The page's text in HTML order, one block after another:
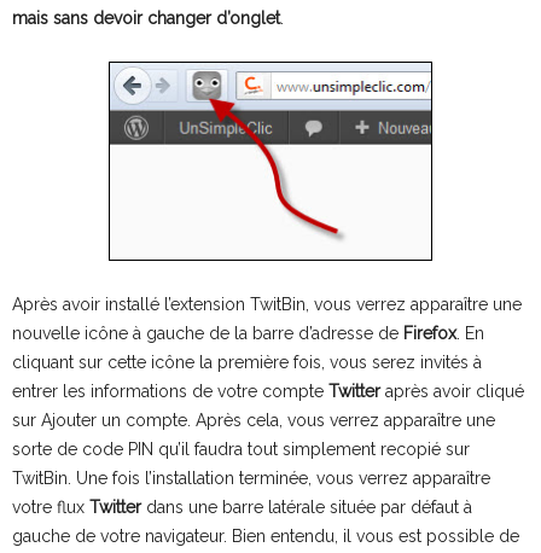
mais sans devoir changer d’onglet.
Après avoir installé l’extension TwitBin, vous verrez apparaître une
nouvelle icône à gauche de la barre d’adresse de Firefox. En
cliquant sur cette icône la première fois, vous serez invités à
entrer les informations de votre compte Twitteraprès avoir cliqué
sur Ajouter un compte. Après cela, vous verrez apparaître une
sorte de code PIN qu’il faudra tout simplement recopié sur
TwitBin. Une fois l’installation terminée, vous verrez apparaître
votre flux Twitterdans une barre latérale située par défaut à
gauche de votre navigateur. Bien entendu, il vous est possible de